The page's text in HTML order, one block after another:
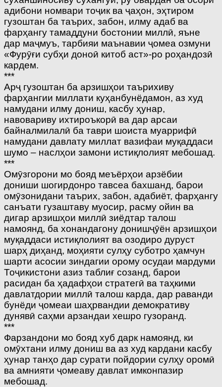
адибони номвари тоҷик ва ҷаҳон, эҳтиром
гузоштан ба таърих, забон, илму адаб ва
фарҳангу тамаддуни бостонии миллӣ, яъне
дар маҷмуъ, тарбияи маънавии ҷомеа озмуни
«Фурӯғи субҳи доноӣ китоб аст»-ро роҳандозӣ
кардем.
***
Арҷ гузоштан ба арзишҳои таърихиву
фарҳангии миллати куҳанбунёдамон, аз худ
намудани илму дониш, касбу ҳунар,
навовариву ихтироъкорӣ ва дар арсаи
байналмилалӣ ба таври шоиста муаррифӣ
намудани давлату миллат вазифаи муқаддаси
шумо – наслҳои замони истиқлолият мебошад.
***
Омӯзгорони мо бояд меъёрҳои арзёбии
дониши шогирдонро тавсеа бахшанд, барои
омӯзонидани таърих, забон, адабиёт, фарҳангу
санъати гузаштаву муосир, расму ойин ва
дигар арзишҳои миллӣ зиёдтар талош
намоянд, ба хонандагону донишҷӯён арзишҳои
муқаддаси истиқлолият ва озодиро дуруст
шарҳ диҳанд, моҳияти сулҳу суботро ҳамчун
шарти асосии зиндагии орому осудаи мардуми
Тоҷикистони азиз таблиғ созанд, барои
расидан ба ҳадафҳои стратегӣ ва таҳкими
давлатдории миллӣ талош карда, дар раванди
бунёди ҷомеаи шаҳрвандии демокративу
дунявӣ саҳми арзандаи хешро гузоранд.
***
Фарзандони мо бояд хуб дарк намоянд, ки
омӯхтани илму дониш ва аз худ кардани касбу
ҳунар танҳо дар сурати пойдории сулҳу оромӣ
ва амнияти ҷомеаву давлат имконпазир
мебошад.